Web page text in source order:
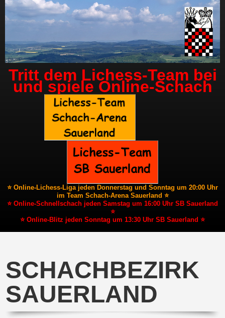
Tritt dem Lichess-Team bei
und spiele Online-Schach
⭐ Online-Lichess-Liga jeden Donnerstag und Sonntag um 20:00 Uhr
im Team Schach-Arena Sauerland ⭐
⭐ Online-Schnellschach jeden Samstag um 16:00 Uhr SB Sauerland
⭐
⭐ Online-Blitz jeden Sonntag um 13:30 Uhr SB Sauerland ⭐
SCHACHBEZIRK
SAUERLAND